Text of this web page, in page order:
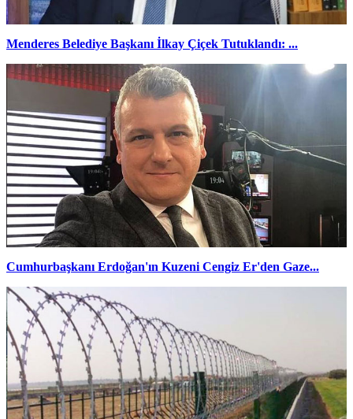
Menderes Belediye Başkanı İlkay Çiçek Tutuklandı: ...
Cumhurbaşkanı Erdoğan'ın Kuzeni Cengiz Er'den Gaze...